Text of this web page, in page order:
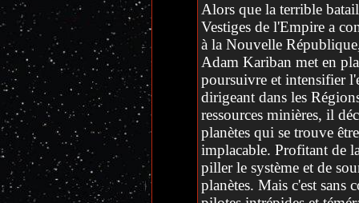
Alors que la terrible
Vestiges de l'Empire a
à la Nouvelle
Adam Kariban met en
poursuivre et intensifier
dirigeant dans les
ressources minières, il
planètes qui se trouve
implacable. Profitant de
piller le système et de
planètes. Mais c'est sans